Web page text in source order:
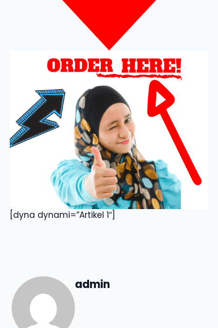
[dyna dynami=”Artikel 1″]
admin